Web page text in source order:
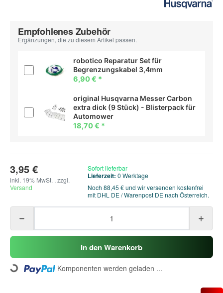
Empfohlenes Zubehör
Ergänzungen, die zu diesem Artikel passen.
robotico Reparatur Set für
Begrenzungskabel 3,4mm
6,90 € *
original Husqvarna Messer Carbon
extra dick (9 Stück) - Blisterpack für
Automower
18,70 € *
3,95 €
inkl. 19% MwSt. , zzgl.
Versand
Sofort lieferbar
Lieferzeit:0 Werktage
Noch 88,45 € und wir versenden kostenfrei
mit DHL DE / Warenpost DE nach Österreich.
In den Warenkorb
Loading... Komponenten werden geladen ...